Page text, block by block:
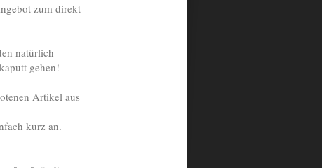
zum direkt
natürlich
gehen!
Artikel aus
kurz an.